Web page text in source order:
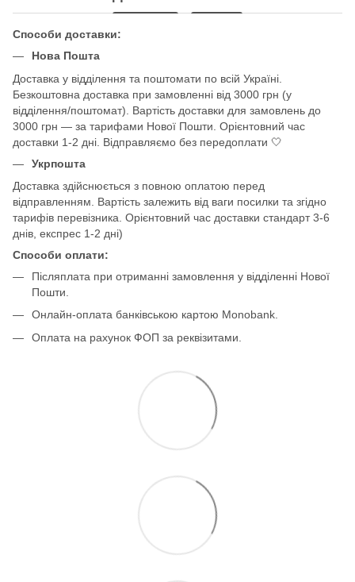
Способи доставки:
Нова Пошта
Доставка у відділення та поштомати по всій Україні.
Безкоштовна доставка при замовленні від 3000 грн (у
відділення/поштомат). Вартість доставки для замовлень до
3000 грн — за тарифами Нової Пошти. Орієнтовний час
доставки 1-2 дні. Відправляємо без передоплати 🤍
Укрпошта
Доставка здійснюється з повною оплатою перед
відправленням. Вартість залежить від ваги посилки та згідно
тарифів перевізника. Орієнтовний час доставки стандарт 3-6
днів, експрес 1-2 дні)
Способи оплати:
Післяплата при отриманні замовлення у відділенні Нової
Пошти.
Онлайн-оплата банківською картою Monobank.
Оплата на рахунок ФОП за реквізитами.